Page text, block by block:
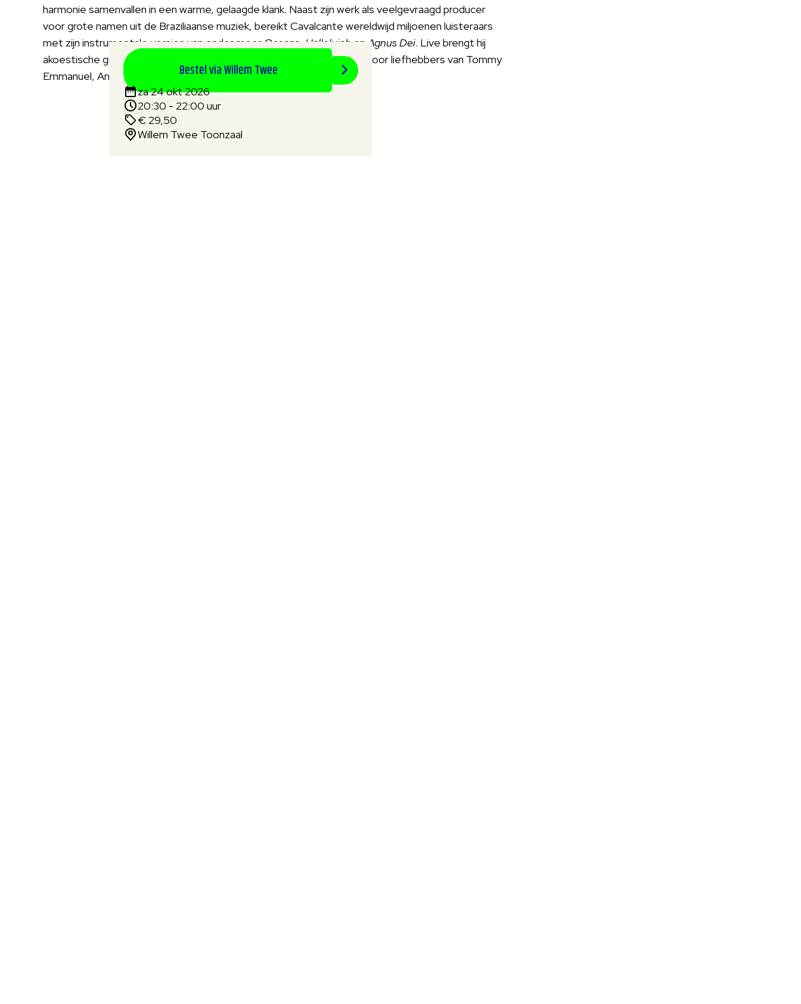
harmonie samenvallen in een warme, gelaagde klank. Naast zijn werk als veelgevraagd producer
voor grote namen uit de Braziliaanse muziek, bereikt Cavalcante wereldwijd miljoenen luisteraars
met zijn instrumentale versies van onder meer Oceans Hallelujah en Agnus Dei. Live brengt hij
akoestische gitaarmuziek vol verfijning, gevoel en technische klasse. Voor liefhebbers van Tommy
Emmanuel, Andy McKee, Sungha Jung en klassieke crossover.
Bestel via Willem Twee
za 24 okt 2026
20:30 - 22:00 uur
€ 29,50
Willem Twee Toonzaal